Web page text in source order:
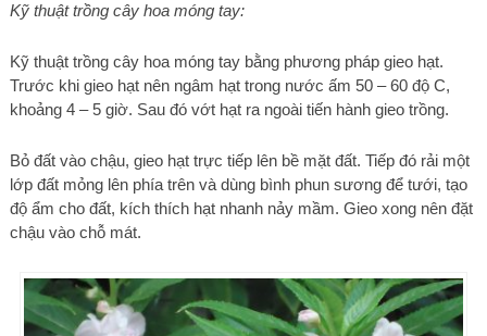
Kỹ thuật trồng cây hoa móng tay:
Kỹ thuật trồng cây hoa móng tay bằng phương pháp gieo hạt.
Trước khi gieo hạt nên ngâm hạt trong nước ấm 50 – 60 độ C,
khoảng 4 – 5 giờ. Sau đó vớt hạt ra ngoài tiến hành gieo trồng.
Bỏ đất vào chậu, gieo hạt trực tiếp lên bề mặt đất. Tiếp đó rải một
lớp đất mỏng lên phía trên và dùng bình phun sương để tưới, tạo
độ ẩm cho đất, kích thích hạt nhanh nảy mầm. Gieo xong nên đặt
chậu vào chỗ mát.